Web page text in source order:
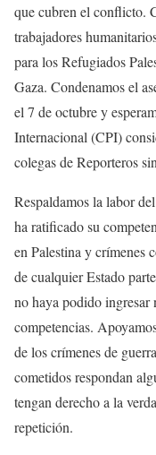
que cubren el conflicto.
trabajadores
para los Refugiados
Gaza. Condenamos el
el 7 de octubre y
Internacional (CPI)
colegas de Reporteros
Respaldamos la labor
ha ratificado su
en Palestina y crímenes
de cualquier Estado
no haya podido ingresar
competencias.
de los crímenes de
cometidos respondan
tengan derecho a la
repetición.